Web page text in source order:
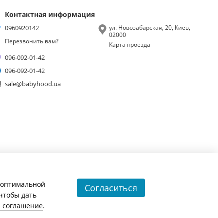
Контактная информация
0960920142
Перезвонить вам?
096-092-01-42
096-092-01-42
sale@babyhood.ua
ул. Новозабарская, 20, Киев,
02000
Карта проезда
дать
соглашение.
Согласиться